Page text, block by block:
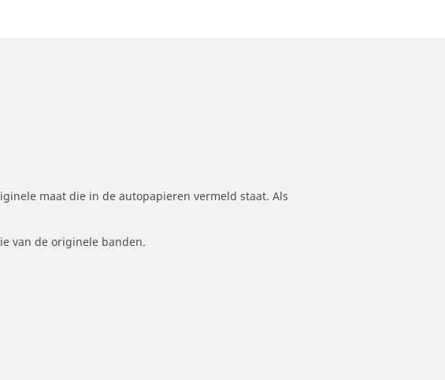
maat die in de autopapieren vermeld staat. Als
van de originele banden.